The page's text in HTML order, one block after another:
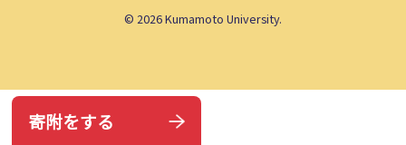
© 2026Kumamoto University.
寄附をする